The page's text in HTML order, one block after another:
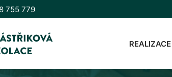
755 779
REALIZACE